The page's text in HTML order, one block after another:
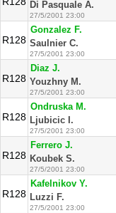
Di Pasquale A.
27/5/2001 23:00
R128
Gonzalez F.
Saulnier C.
27/5/2001 23:00
R128
Diaz J.
Youzhny M.
27/5/2001 23:00
R128
Ondruska M.
Ljubicic I.
27/5/2001 23:00
R128
Ferrero J.
Koubek S.
27/5/2001 23:00
R128
Kafelnikov Y.
Luzzi F.
27/5/2001 23:00